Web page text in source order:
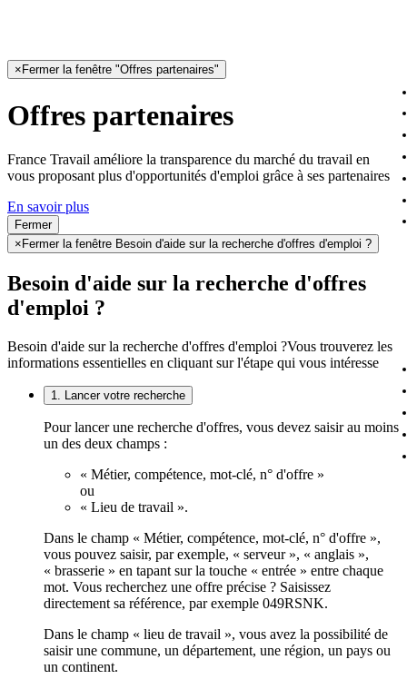
× Fermer la fenêtre "Offres partenaires"
Offres partenaires
France Travail améliore la transparence du marché du travail en
vous proposant plus d'opportunités d'emploi grâce à ses partenaires
En savoir plus
Fermer
× Fermer la fenêtre Besoin d'aide sur la recherche d'offres d'emploi ?
Besoin d'aide sur la recherche d'offres
d'emploi ?
Besoin d'aide sur la recherche d'offres d'emploi ?Vous trouverez les
informations essentielles en cliquant sur l'étape qui vous intéresse
1. Lancer votre recherche
Pour lancer une recherche d'offres, vous devez saisir au moins
un des deux champs :
« Métier, compétence, mot-clé, n° d'offre »
ou
« Lieu de travail ».
Dans le champ « Métier, compétence, mot-clé, n° d'offre »,
vous pouvez saisir, par exemple, « serveur », « anglais »,
« brasserie » en tapant sur la touche « entrée » entre chaque
mot. Vous recherchez une offre précise ? Saisissez
directement sa référence, par exemple 049RSNK.
Dans le champ « lieu de travail », vous avez la possibilité de
saisir une commune, un département, une région, un pays ou
un continent.